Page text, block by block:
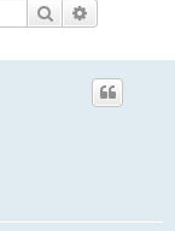
Search